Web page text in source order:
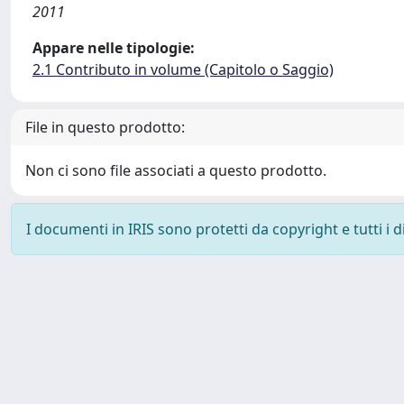
2011
Appare nelle tipologie:
2.1 Contributo in volume (Capitolo o Saggio)
File in questo prodotto:
Non ci sono file associati a questo prodotto.
I documenti in IRIS sono protetti da copyright e tutti i